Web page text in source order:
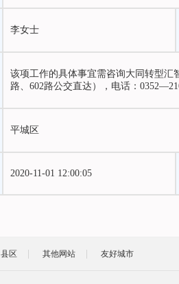
李女士
该项工作的具体事宜需咨询大同转型汇
路、602路公交直达），电话：
平城区
2020-11-01 12:00:05
县区 其他网站 友好城市